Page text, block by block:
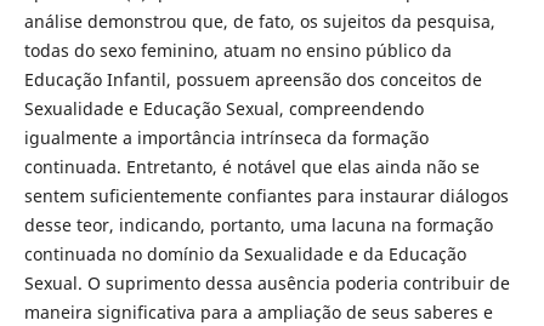
análise demonstrou que, de fato, os sujeitos da pesquisa,
todas do sexo feminino, atuam no ensino público da
Educação Infantil, possuem apreensão dos conceitos de
Sexualidade e Educação Sexual, compreendendo
igualmente a importância intrínseca da formação
continuada. Entretanto, é notável que elas ainda não se
sentem suficientemente confiantes para instaurar diálogos
desse teor, indicando, portanto, uma lacuna na formação
continuada no domínio da Sexualidade e da Educação
Sexual. O suprimento dessa ausência poderia contribuir de
maneira significativa para a ampliação de seus saberes e